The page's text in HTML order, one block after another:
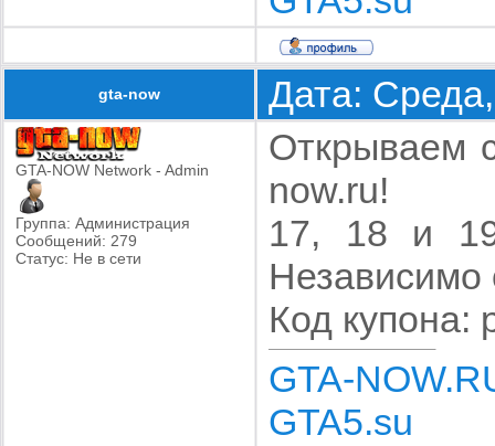
gta-now Дата:
GTA-NOW Network - Admin
Группа: Администрация
Сообщений: 279
Статус: Не в сети
Открываем
now.ru!
17, 18 и
Независимо
Код купона:
GTA-
GTA5.su